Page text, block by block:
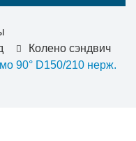
Колено сэндвич
90° D150/210 нерж.